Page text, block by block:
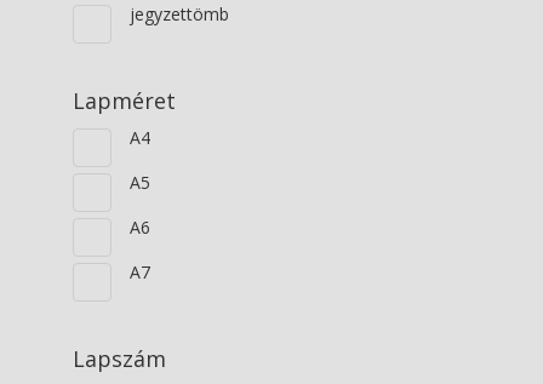
jegyzettömb
Lapméret
A4
A5
A6
A7
Lapszám